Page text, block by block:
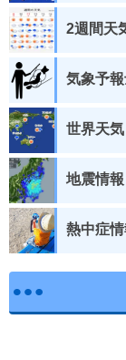
2週間天
気象予
世界天気
地震情報
熱中症情